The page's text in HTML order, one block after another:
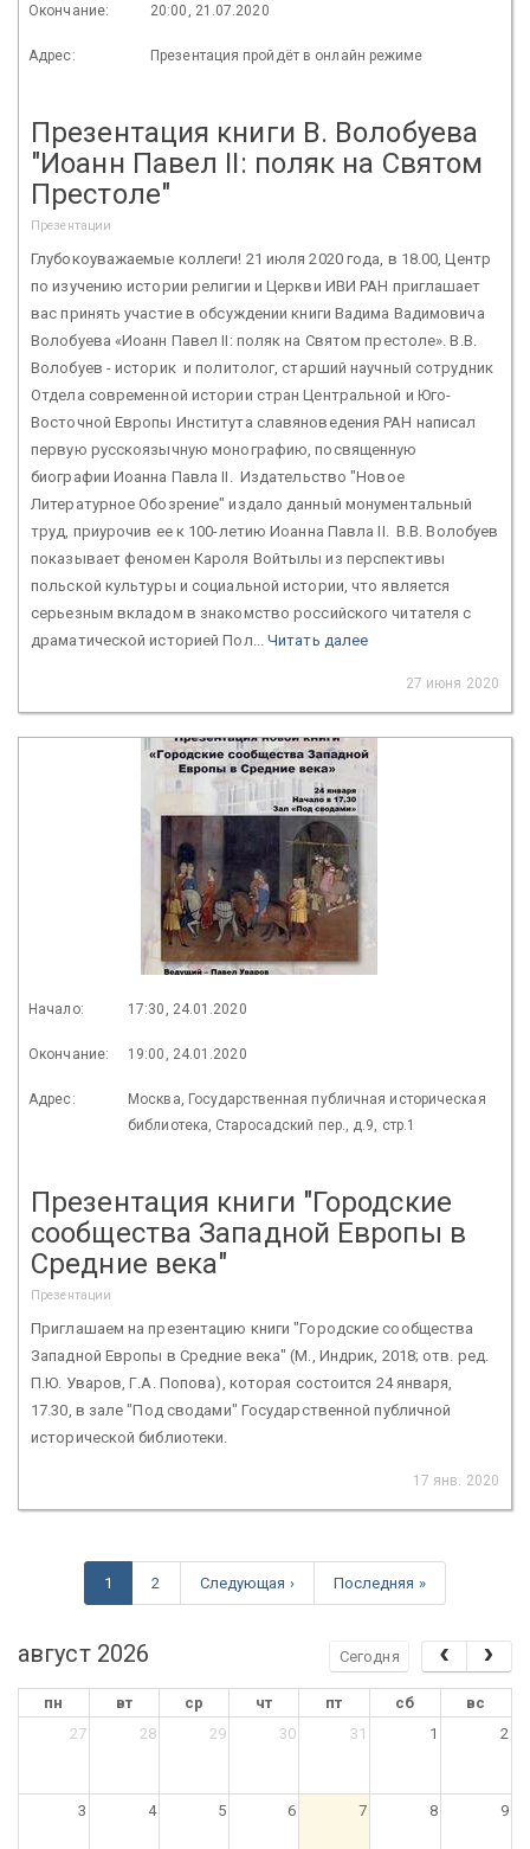
Окончание: 20:00, 21.07.2020
Адрес: Презентация пройдёт в онлайн режиме
Презентация книги В. Волобуева
"Иоанн Павел II: поляк на Святом
Престоле"
Презентации
Глубокоуважаемые коллеги! 21 июля 2020 года, в 18.00, Центр
по изучению истории религии и Церкви ИВИ РАН приглашает
вас принять участие в обсуждении книги Вадима Вадимовича
Волобуева «Иоанн Павел II: поляк на Святом престоле». В.В.
Волобуев - историк и политолог, старший научный сотрудник
Отдела современной истории стран Центральной и Юго-
Восточной Европы Института славяноведения РАН написал
первую русскоязычную монографию, посвященную
биографии Иоанна Павла II. Издательство "Новое
Литературное Обозрение" издало данный монументальный
труд, приурочив ее к 100-летию Иоанна Павла II. В.В. Волобуев
показывает феномен Кароля Войтылы из перспективы
польской культуры и социальной истории, что является
серьезным вкладом в знакомство российского читателя с
драматической историей Пол... Читать далее
27 июня 2020
Начало: 17:30, 24.01.2020
Окончание: 19:00, 24.01.2020
Адрес:
Москва, Государственная публичная историческая
библиотека, Старосадский пер., д.9, стр.1
Презентация книги "Городские
сообщества Западной Европы в
Средние века"
Презентации
Приглашаем на презентацию книги "Городские сообщества
Западной Европы в Средние века" (М., Индрик, 2018; отв. ред.
П.Ю. Уваров, Г.А. Попова), которая состоится 24 января,
17.30, в зале "Под сводами" Государственной публичной
исторической библиотеки.
17 янв. 2020
1 2 Следующая › Последняя »
август 2026 Сегодня
пн вт ср чт пт сб
вс
27
28 29 30 31 1 2
3 4 5 6 7 8 9